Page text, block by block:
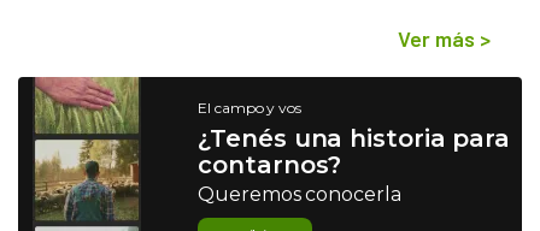
Ver más >
El campo y vos
¿Tenés una historia para
contarnos?
Queremos conocerla